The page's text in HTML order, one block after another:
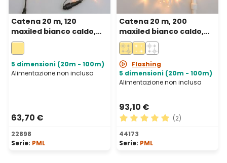
Catena 20 m, 120
maxiled bianco caldo,
cavo verde,
prolungabile, IP67
5 dimensioni (20m - 100m)
Alimentazione non inclusa
63,70 €
22898
Serie: PML
Catena 20 m, 200
maxiled bianco caldo,
cavo bianco,
prolungabile, IP67
Flashing
5 dimensioni (20m - 100m)
Alimentazione non inclusa
93,10 €
Valutazione media di 5 su
(2)
44173
Serie: PML